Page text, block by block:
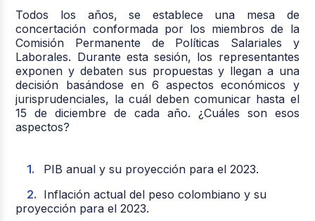
Todos los años, se establece una mesa de
concertación conformada por los miembros de la
Comisión Permanente de Políticas Salariales y
Laborales. Durante esta sesión, los representantes
exponen y debaten sus propuestas y llegan a una
decisión basándose en 6 aspectos económicos y
jurisprudenciales, la cuál deben comunicar hasta el
15 de diciembre de cada año. ¿Cuáles son esos
aspectos?
PIB anual y su proyección para el 2023.
Inflación actual del peso colombiano y su
proyección para el 2023.